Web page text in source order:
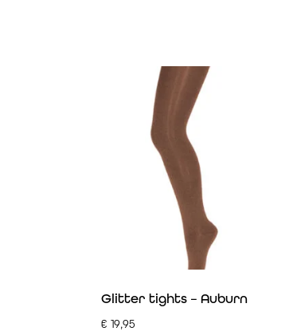
Glitter tights – Auburn
€ 19,95